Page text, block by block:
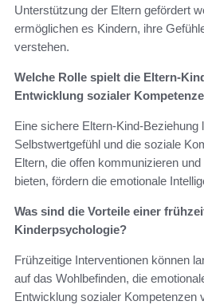
Unterstützung der Eltern gefördert
ermöglichen es Kindern, ihre
verstehen.
Welche Rolle spielt die Eltern-
Entwicklung sozialer
Eine sichere Eltern-Kind-Beziehung
Selbstwertgefühl und die soziale
Eltern, die offen kommunizieren
bieten, fördern die emotionale
Was sind die Vorteile einer
Kinderpsychologie?
Frühzeitige Interventionen können
auf das Wohlbefinden, die
Entwicklung sozialer Kompetenzen